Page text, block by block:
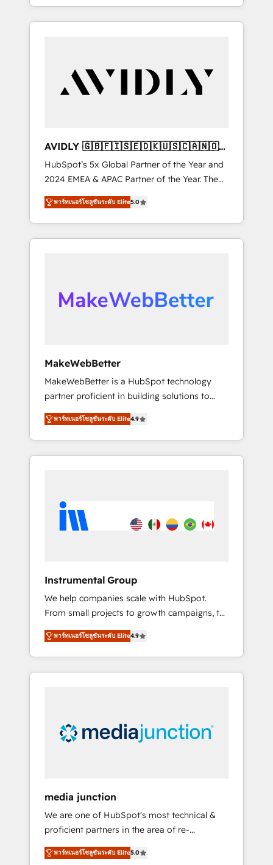
specialize in both strategic RevOps planning
and hands-on technical execution - building
Services - Managed IT (MSP) - Franchises -
Professional Services - And more! How we
Custom integrations and workflow
automation ✔️ User adoption programs,
training, and enablement Through project-
based engagements and ongoing RevOps
partnerships, we guide organizations through
the revenue maturity model - delivering the
right improvements at the right time so
AVIDLY 🇬🇧🇫🇮🇸🇪🇩🇰🇺🇸🇨🇦🇳🇴
🇩🇪🇦🇺🇳🇿
HubSpot’s 5x Global Partner of the Year and
2024 EMEA & APAC Partner of the Year. The
world’s most experienced and fully
accredited HubSpot Solutions Partner. 🚀
With 2,750+ HubSpot projects delivered and
370+ specialists across EMEA, APAC and NAM,
automation, we turn complexity into clarity,
human at global scale. 🏆 HubSpot’s CEO
พาร์ทเนอร์โซลูชันระดับ Elite5.0
MakeWebBetter
MakeWebBetter is a HubSpot technology
partner proficient in building solutions to
maximize the operational efficiency of
HubSpot. The fastest-growing tech-enabler &
facilitator, MakeWebBetter, hands you the
blend of HubSpot expertise & eminent
HubSpot experience 🤝HubSpot Premier
Integration partner 🤝Google Premier Partner
Harnessing the full potential of the powerful
HubSpot CRM. ✔️A team of HubSpot experts
backed by over 10+ years of HubSpot
experience ✔️Flexible pricing models —
Hourly-fee (assigned one Dedicated
HubSpot Admin); Monthly-fee (HubSpot
Admin + Project Manager); and Fixed Project
bundle services. Connect with us today!
พาร์ทเนอร์โซลูชันระดับ Elite4.9
Instrumental Group
We help companies scale with HubSpot.
From small projects to growth campaigns, to
CRM and websites. Hire an agency that's
experienced in every inch of HubSpot and
willing to work hand-in-hand with your team
to simplify the complex and build a better
พาร์ทเนอร์โซลูชันระดับ Elite4.9
media junction
We are one of HubSpot's most technical &
proficient partners in the area of re-
platforming, website design & development.
We specialize in multi-hub implementations
พาร์ทเนอร์โซลูชันระดับ Elite5.0